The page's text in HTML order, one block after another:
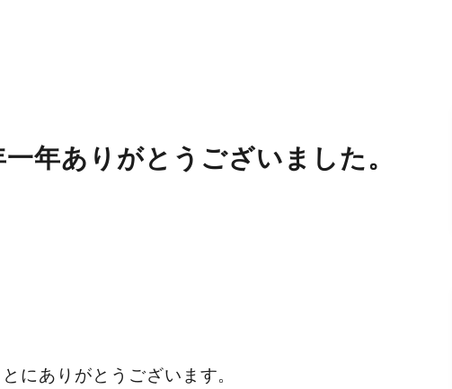
年ありがとうございました。
にありがとうございます。